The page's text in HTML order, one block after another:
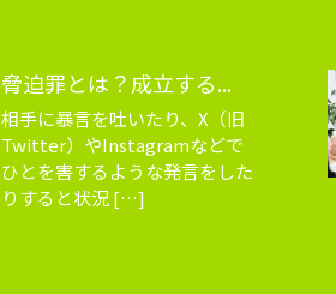
脅迫罪とは？成立する...
相手に暴言を吐いたり、X（旧
Twitter）やInstagramなどで
ひとを害するような発言をした
りすると状況 […]